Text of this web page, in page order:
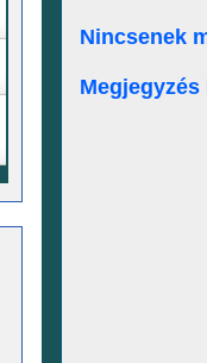
Nincsenek